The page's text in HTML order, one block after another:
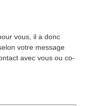
vous, il a donc
votre message
avec vous ou co-